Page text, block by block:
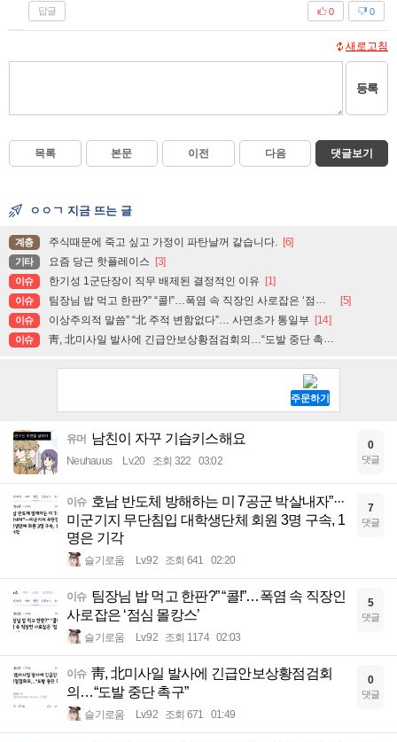
답글 0
0
새로고침
등록
목록 본문 이전 다음 댓글보기
ㅇㅇㄱ 지금 뜨는 글
계층 주식때문에 죽고 싶고 가정이 파탄날꺼 같습니다. [6]
기타 요즘 당근 핫플레이스 [3]
이슈 한기성 1군단장이 직무 배제된 결정적인 이유 [1]
이슈 팀장님 밥 먹고 한판?” “콜!”…폭염 속 직장인 사로잡은 ‘점심 몰캉스’ [5]
이슈 이상주의적 말씀” “北 주적 변함없다”… 사면초가 통일부 [14]
이슈 靑, 北미사일 발사에 긴급안보상황점검회의…“도발 중단 촉구”
유머 남친이 자꾸 기습키스해요
Neuhauus Lv.20 조회 322 03:02
0
댓글
이슈 호남 반도체 방해하는 미 7공군 박살내자”···
미군기지 무단침입 대학생단체 회원 3명 구속, 1
명은 기각
슬기로움 Lv.92 조회 641 02:20
7
댓글
이슈 팀장님 밥 먹고 한판?” “콜!”…폭염 속 직장인
사로잡은 ‘점심 몰캉스’
슬기로움 Lv.92 조회 1174 02:03
5
댓글
이슈 靑, 北미사일 발사에 긴급안보상황점검회
의…“도발 중단 촉구”
슬기로움 Lv.92 조회 671 01:49
0
댓글